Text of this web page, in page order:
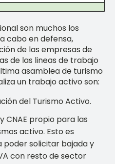
son muchos los
cabo en defensa,
de las empresas de
de las lineas de trabajo
asamblea de turismo
un trabajo activo son:
del Turismo Activo.
CNAE propio para las
activo. Esto es
solicitar bajada y
con resto de sector